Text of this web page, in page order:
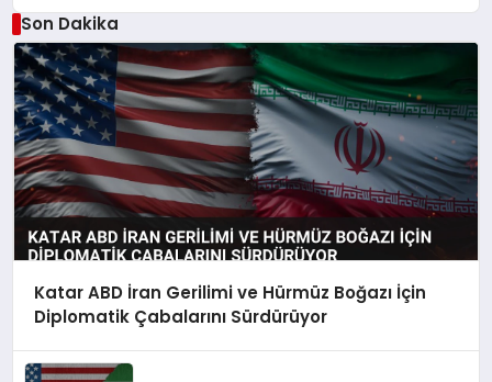
Son Dakika
Katar ABD İran Gerilimi ve Hürmüz Boğazı İçin
Diplomatik Çabalarını Sürdürüyor